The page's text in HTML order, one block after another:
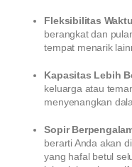
Fleksibilitas
berangkat dan
tempat menarik
Kapasitas Lebih
keluarga atau
menyenangkan
Sopir
berarti Anda akan
yang hafal betul